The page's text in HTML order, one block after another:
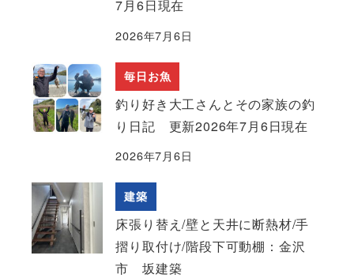
7月6日現在
2026年7月6日
毎日お魚
釣り好き大工さんとその家族の釣
り日記 更新2026年7月6日現在
2026年7月6日
建築
床張り替え/壁と天井に断熱材/手
摺り取付け/階段下可動棚：金沢
市 坂建築